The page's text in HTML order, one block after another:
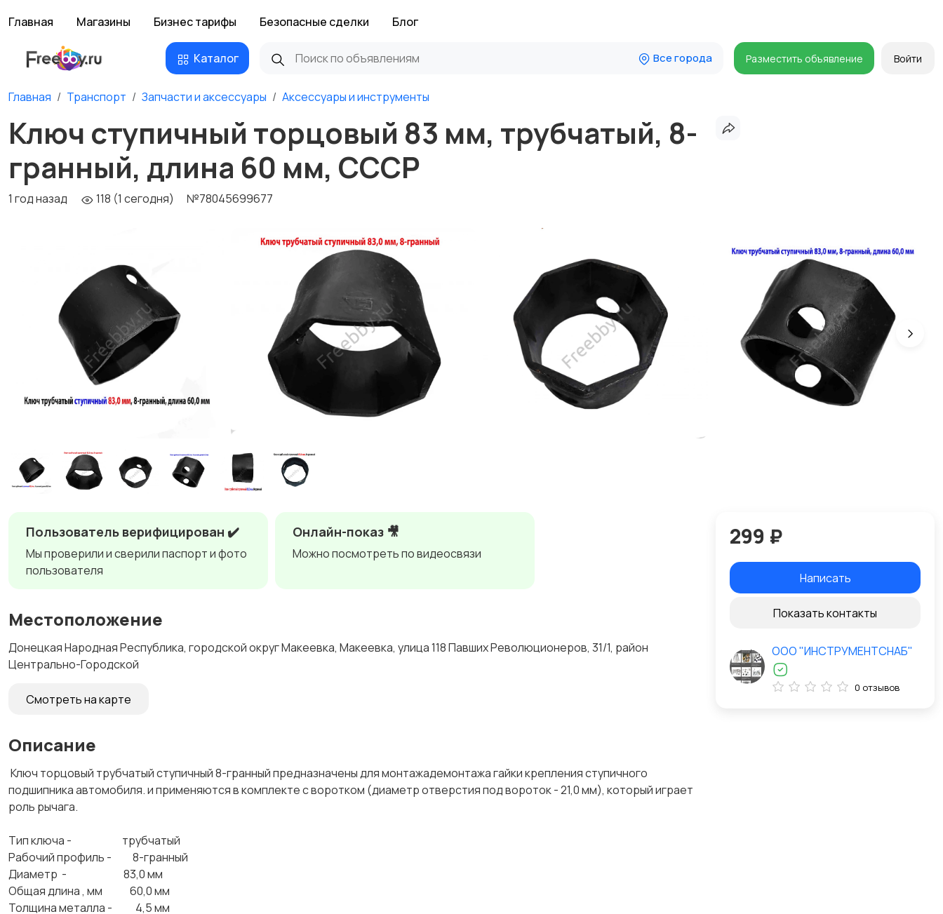
Главная Магазины Бизнес тарифы Безопасные сделки Блог
Каталог Все города Разместить объявление Войти
Главная Транспорт Запчасти и аксессуары Аксессуары и инструменты
Ключ ступичный торцовый 83 мм, трубчатый, 8-
гранный, длина 60 мм, СССР
1 год назад 118 (1 сегодня) №78045699677
Пользователь верифицирован ✔️
Мы проверили и сверили паспорт и фото
пользователя
Онлайн-показ 🎥
Можно посмотреть по видеосвязи
Местоположение
Донецкая Народная Республика, городской округ Макеевка, Макеевка, улица 118 Павших Революционеров, 31/1, район
Центрально-Городской
Смотреть на карте
Описание
Ключ торцовый трубчатый ступичный 8-гранный предназначены для монтажадемонтажа гайки крепления ступичного
подшипника автомобиля. и применяются в комплекте с воротком (диаметр отверстия под вороток - 21,0 мм), который играет
роль рычага.
Тип ключа - трубчатый
Рабочий профиль - 8-гранный
Диаметр - 83,0 мм
Общая длина , мм 60,0 мм
Толщина металла - 4,5 мм
299 ₽
Написать
Показать контакты
ООО "ИНСТРУМЕНТСНАБ"
0 отзывов